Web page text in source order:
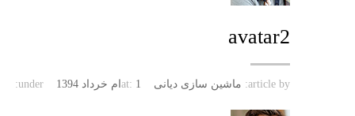
avatar2
article by: ماشین سازی دیانی at: 1ام خرداد 1394 under: